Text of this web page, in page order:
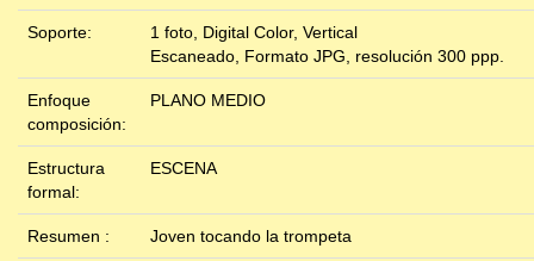
Soporte:
1 foto, Digital Color, Vertical
Escaneado, Formato JPG, resolución 300 ppp.
Enfoque
composición:
PLANO MEDIO
Estructura
formal:
ESCENA
Resumen : Joven tocando la trompeta